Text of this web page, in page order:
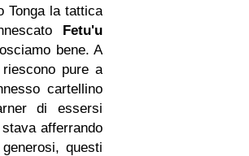
Tonga la tattica
Fetu'u
bene. A
pure a
cartellino
di essersi
afferrando
questi